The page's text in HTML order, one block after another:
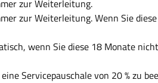
zur Weiterleitung.
zur Weiterleitung. Wenn Sie
wenn Sie diese 18 Monate
Servicepauschale von 20 % zu